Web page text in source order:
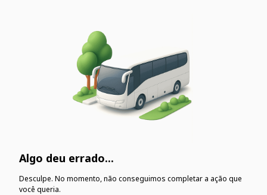
Algo deu errado...
Desculpe. No momento, não conseguimos completar a ação que
você queria.